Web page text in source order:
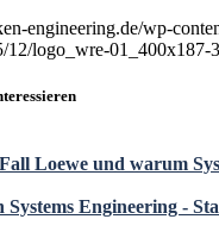
engineering.de/wp-
12/logo_wre-01_400x187-
Loewe und warum
Systems Engineering -